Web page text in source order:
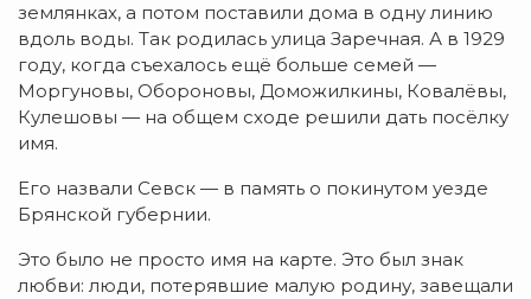
землянках, а потом поставили дома в одну линию
вдоль воды. Так родилась улица Заречная. А в 1929
году, когда съехалось ещё больше семей —
Моргуновы, Обороновы, Доможилкины, Ковалёвы,
Кулешовы — на общем сходе решили дать посёлку
имя.
Его назвали Севск — в память о покинутом уезде
Брянской губернии.
Это было не просто имя на карте. Это был знак
любви: люди, потерявшие малую родину, завещали